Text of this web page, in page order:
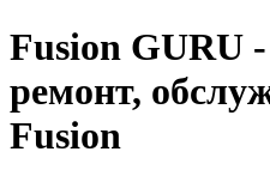
Fusion GURU
ремонт,
Fusion